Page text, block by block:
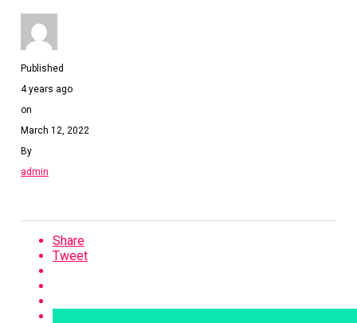
Published
4 years ago
on
March 12, 2022
By
admin
Share
Tweet